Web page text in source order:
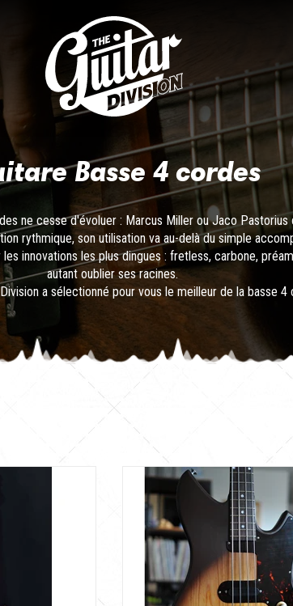
Basse 4 cordes
ne cesse d'évoluer : Marcus Miller ou Jaco
rythmique, son utilisation va au-delà du simple
innovations les plus dingues : fretless, carbone,
autant oublier ses racines.
a sélectionné pour vous le meilleur de la basse 4